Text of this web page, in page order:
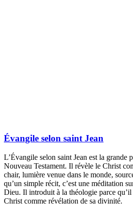
Évangile selon saint Jean
L’Évangile selon saint Jean est la grande
Nouveau Testament. Il révèle le Christ
chair, lumière venue dans le monde,
qu’un simple récit, c’est une méditation
Dieu. Il introduit à la théologie parce
Christ comme révélation de sa divinité.